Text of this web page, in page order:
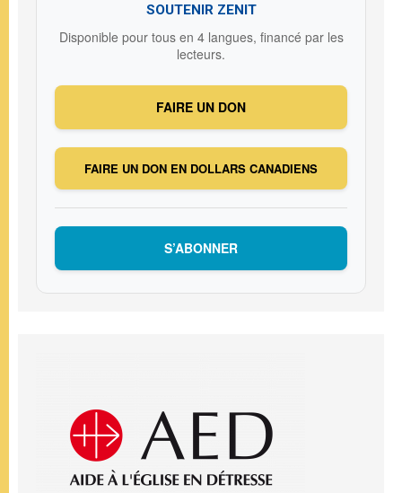
SOUTENIR ZENIT
Disponible pour tous en 4 langues, financé par les
lecteurs.
FAIRE UN DON
FAIRE UN DON EN DOLLARS CANADIENS
S’ABONNER